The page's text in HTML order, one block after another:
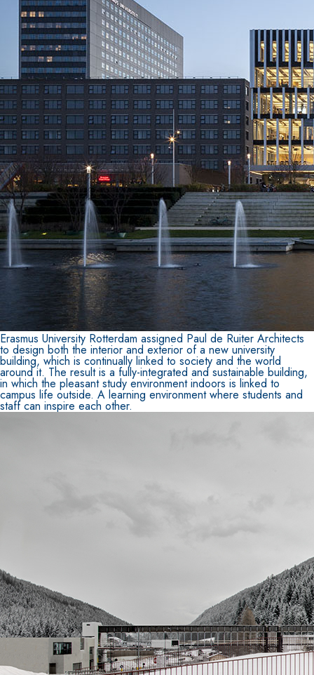
Erasmus University Rotterdam assigned Paul de Ruiter Architects
to design both the interior and exterior of a new university
building, which is continually linked to society and the world
around it. The result is a fully-integrated and sustainable building,
in which the pleasant study environment indoors is linked to
campus life outside. A learning environment where students and
staff can inspire each other.